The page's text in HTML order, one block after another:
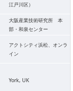
江戸川区）
大阪産業技術研究所 本
部・和泉センター
アクトシティ浜松、オンラ
イン
York, UK